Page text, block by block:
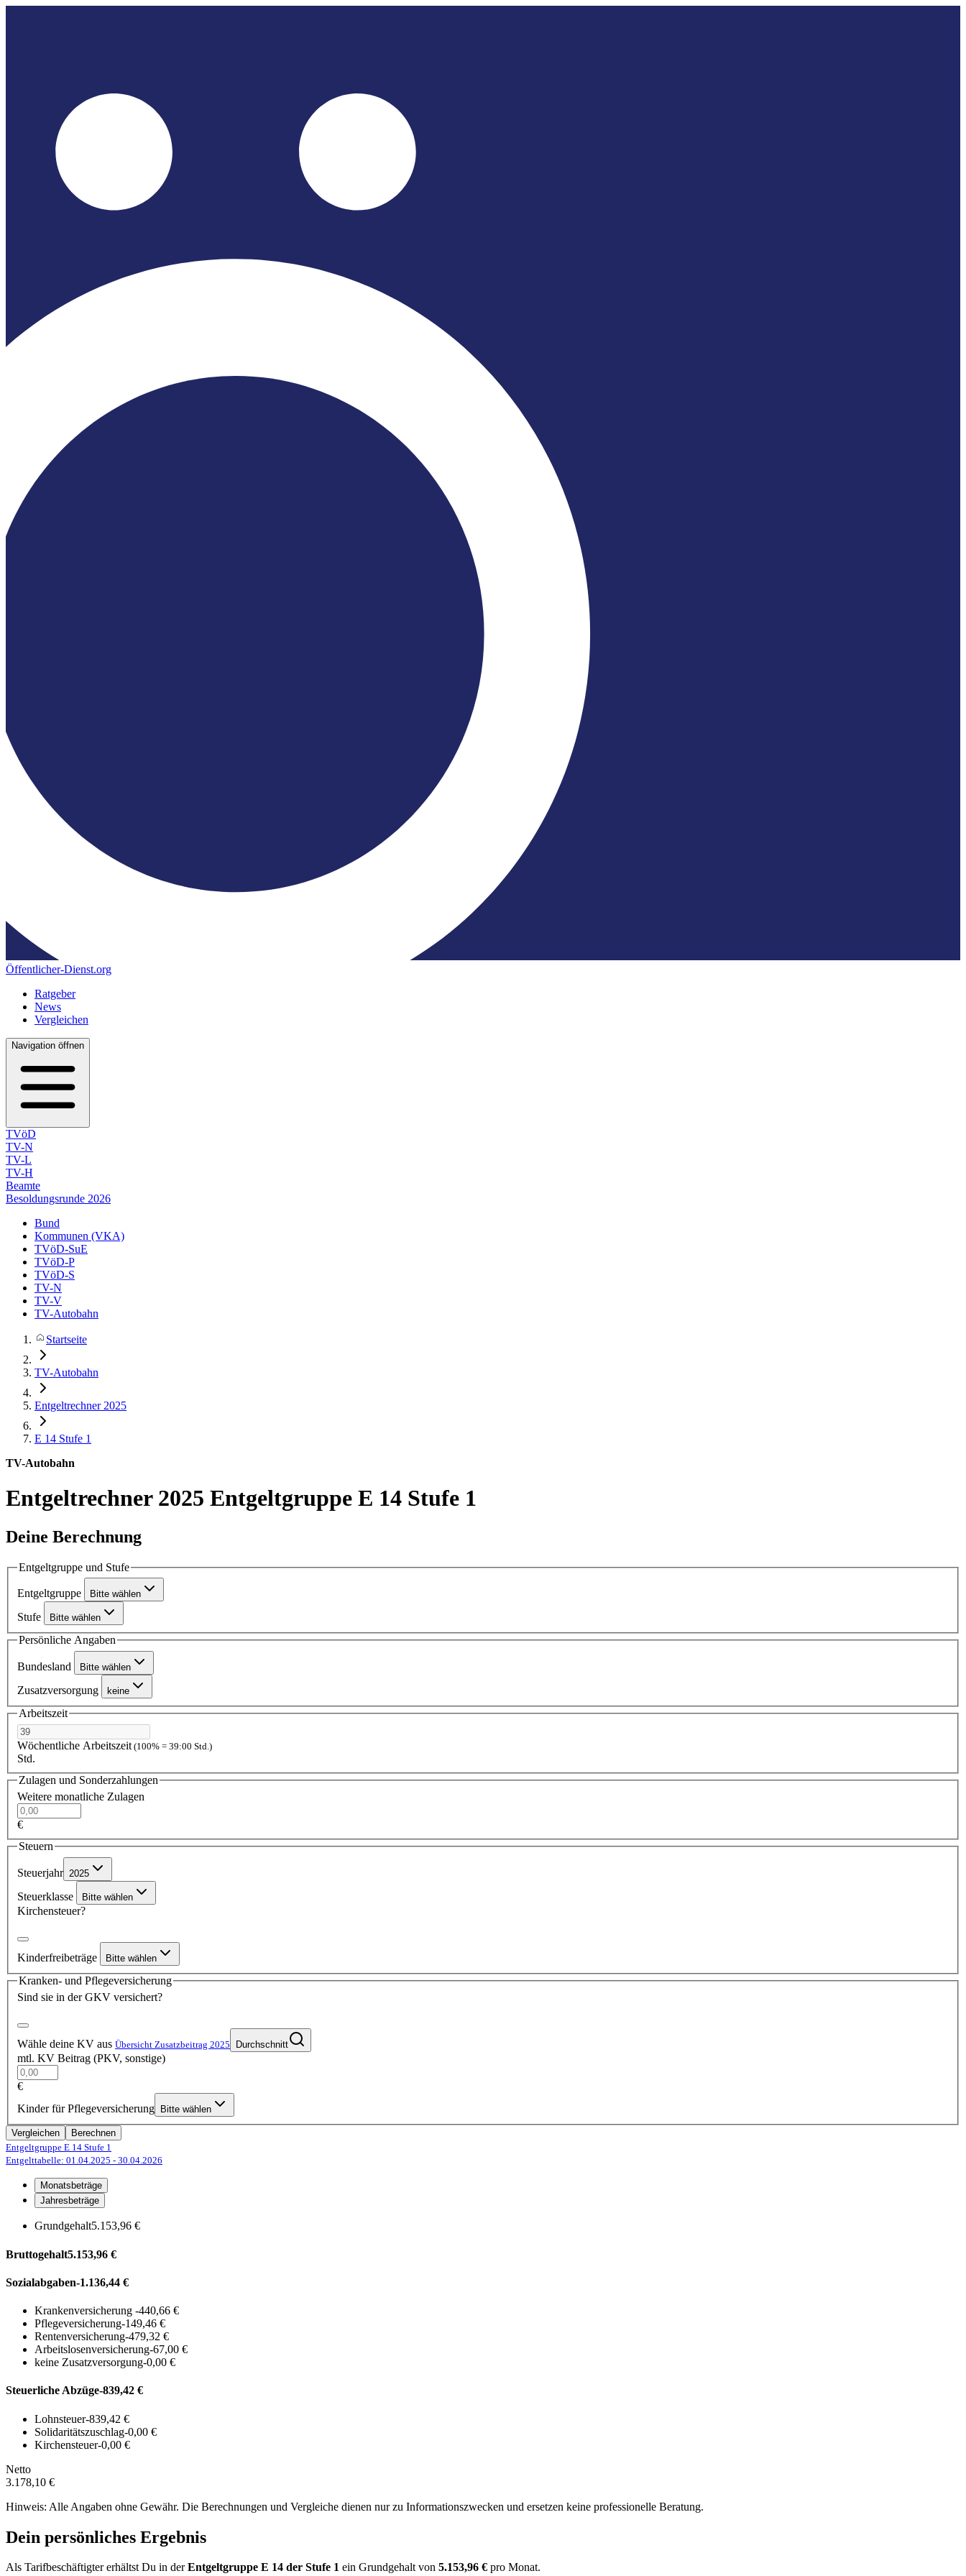
Öffentlicher-Dienst.org
Ratgeber
News
Vergleichen
Navigation öffnen
TVöD
TV-N
TV-L
TV-H
Beamte
Besoldungsrunde 2026
Bund
Kommunen (VKA)
TVöD-SuE
TVöD-P
TVöD-S
TV-N
TV-V
TV-Autobahn
Startseite
TV-Autobahn
Entgeltrechner 2025
E 14 Stufe 1
TV-Autobahn
Entgeltrechner 2025 Entgeltgruppe E 14 Stufe 1
Deine Berechnung
Entgeltgruppe und Stufe
Entgeltgruppe Bitte wählen
Stufe Bitte wählen
Persönliche Angaben
Bundesland Bitte wählen
Zusatzversorgung keine
Arbeitszeit
Wöchentliche Arbeitszeit (100% = 39:00 Std.)
Std.
Zulagen und Sonderzahlungen
Weitere monatliche Zulagen
€
Steuern
Steuerjahr 2025
Steuerklasse Bitte wählen
Kirchensteuer?
Kinderfreibeträge Bitte wählen
Kranken- und Pflegeversicherung
Sind sie in der GKV versichert?
Wähle deine KV aus Übersicht Zusatzbeitrag 2025 Durchschnitt
mtl. KV Beitrag (PKV, sonstige)
€
Kinder für Pflegeversicherung
Bitte wählen
Vergleichen
Berechnen
Entgeltgruppe E 14 Stufe 1
Entgelttabelle: 01.04.2025 - 30.04.2026
Monatsbeträge
Jahresbeträge
Grundgehalt5.153,96 €
Bruttogehalt5.153,96 €
Sozialabgaben-1.136,44 €
Krankenversicherung -440,66 €
Pflegeversicherung-149,46 €
Rentenversicherung-479,32 €
Arbeitslosenversicherung-67,00 €
keine Zusatzversorgung-0,00 €
Steuerliche Abzüge-839,42 €
Lohnsteuer-839,42 €
Solidaritätszuschlag-0,00 €
Kirchensteuer-0,00 €
Netto
3.178,10 €
Hinweis: Alle Angaben ohne Gewähr. Die Berechnungen und Vergleiche dienen nur zu Informationszwecken und ersetzen keine professionelle Beratung.
Dein persönliches Ergebnis
Als Tarifbeschäftigter erhältst Du in derEntgeltgruppe E 14 der Stufe 1 ein Grundgehalt von 5.153,96 € pro Monat.